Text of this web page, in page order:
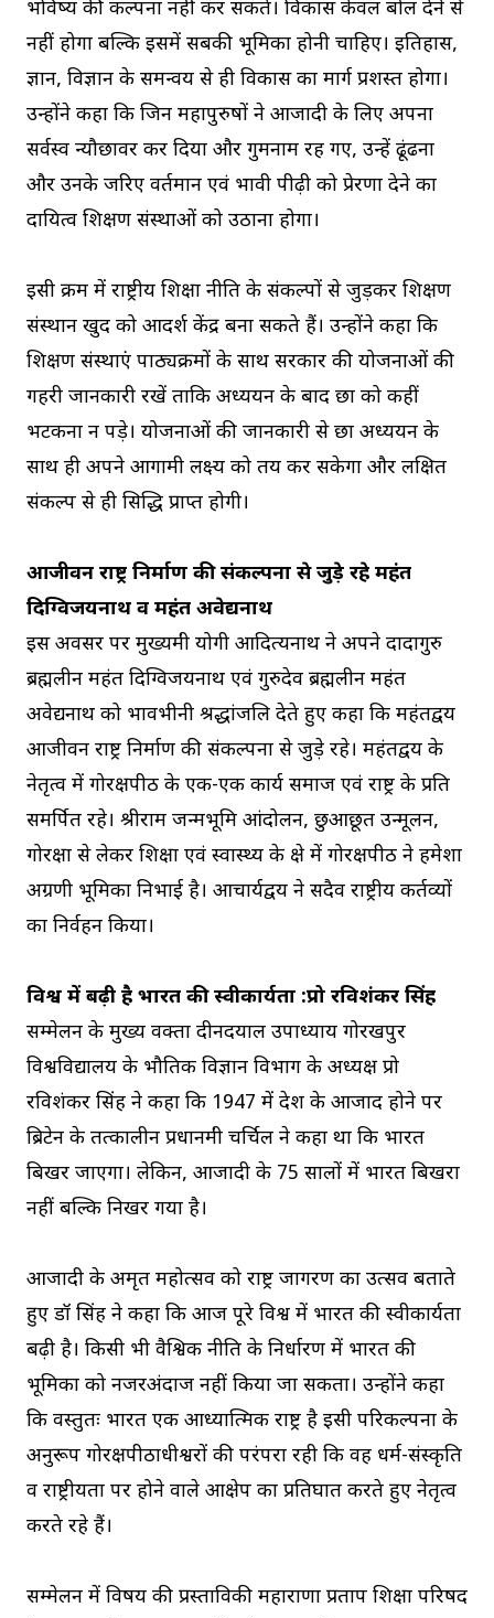
भविष्य की कल्पना नहीं कर सकते। विकास केवल बोल देने से
नहीं होगा बल्कि इसमें सबकी भूमिका होनी चाहिए। इतिहास,
ज्ञान, विज्ञान के समन्वय से ही विकास का मार्ग प्रशस्त होगा।
उन्होंने कहा कि जिन महापुरुषों ने आजादी के लिए अपना
सर्वस्व न्यौछावर कर दिया और गुमनाम रह गए, उन्हें ढूंढना
और उनके जरिए वर्तमान एवं भावी पीढ़ी को प्रेरणा देने का
दायित्व शिक्षण संस्थाओं को उठाना होगा।
इसी क्रम में राष्ट्रीय शिक्षा नीति के संकल्पों से जुड़कर शिक्षण
संस्थान खुद को आदर्श केंद्र बना सकते हैं। उन्होंने कहा कि
शिक्षण संस्थाएं पाठ्यक्रमों के साथ सरकार की योजनाओं की
गहरी जानकारी रखें ताकि अध्ययन के बाद छात्र को कहीं
भटकना न पड़े। योजनाओं की जानकारी से छात्र अध्ययन के
साथ ही अपने आगामी लक्ष्य को तय कर सकेगा और लक्षित
संकल्प से ही सिद्धि प्राप्त होगी।
आजीवन राष्ट्र निर्माण की संकल्पना से जुड़े रहे महंत
दिग्विजयनाथ व महंत अवेद्यनाथ
इस अवसर पर मुख्यमंत्री योगी आदित्यनाथ ने अपने दादागुरु
ब्रह्मलीन महंत दिग्विजयनाथ एवं गुरुदेव ब्रह्मलीन महंत
अवेद्यनाथ को भावभीनी श्रद्धांजलि देते हुए कहा कि महंतद्वय
आजीवन राष्ट्र निर्माण की संकल्पना से जुड़े रहे। महंतद्वय के
नेतृत्व में गोरक्षपीठ के एक-एक कार्य समाज एवं राष्ट्र के प्रति
समर्पित रहे। श्रीराम जन्मभूमि आंदोलन, छुआछूत उन्मूलन,
गोरक्षा से लेकर शिक्षा एवं स्वास्थ्य के क्षेत्र में गोरक्षपीठ ने हमेशा
अग्रणी भूमिका निभाई है। आचार्यद्वय ने सदैव राष्ट्रीय कर्तव्यों
का निर्वहन किया।
विश्व में बढ़ी है भारत की स्वीकार्यता :प्रो रविशंकर सिंह
सम्मेलन के मुख्य वक्ता दीनदयाल उपाध्याय गोरखपुर
विश्वविद्यालय के भौतिक विज्ञान विभाग के अध्यक्ष प्रो
रविशंकर सिंह ने कहा कि 1947 में देश के आजाद होने पर
ब्रिटेन के तत्कालीन प्रधानमंत्री चर्चिल ने कहा था कि भारत
बिखर जाएगा। लेकिन, आजादी के 75 सालों में भारत बिखरा
नहीं बल्कि निखर गया है।
आजादी के अमृत महोत्सव को राष्ट्र जागरण का उत्सव बताते
हुए डॉ सिंह ने कहा कि आज पूरे विश्व में भारत की स्वीकार्यता
बढ़ी है। किसी भी वैश्विक नीति के निर्धारण में भारत की
भूमिका को नजरअंदाज नहीं किया जा सकता। उन्होंने कहा
कि वस्तुतः भारत एक आध्यात्मिक राष्ट्र है इसी परिकल्पना के
अनुरूप गोरक्षपीठाधीश्वरों की परंपरा रही कि वह धर्म-संस्कृति
व राष्ट्रीयता पर होने वाले आक्षेप का प्रतिघात करते हुए नेतृत्व
करते रहे हैं।
सम्मेलन में विषय की प्रस्ताविकी महाराणा प्रताप शिक्षा परिषद